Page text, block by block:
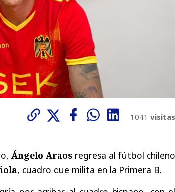
1041 visitas
Ángelo Araos regresa al fútbol chileno
, cuadro que milita en la Primera B.